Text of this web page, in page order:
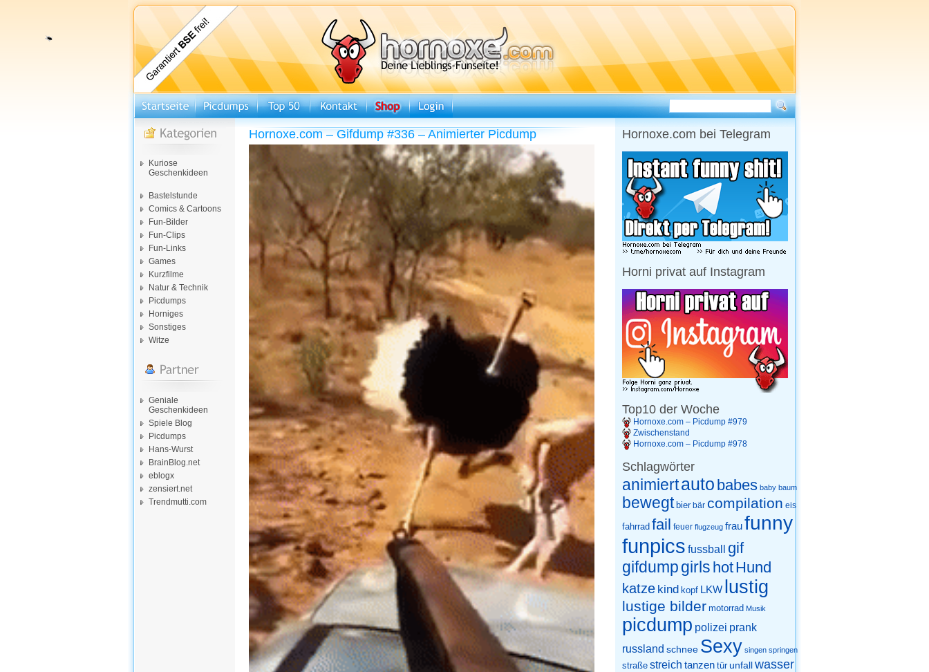
Kuriose
Geschenkideen
Bastelstunde
Comics & Cartoons
Fun-Bilder
Fun-Clips
Fun-Links
Games
Kurzfilme
Natur & Technik
Picdumps
Horniges
Sonstiges
Witze
Geniale
Geschenkideen
Spiele Blog
Picdumps
Hans-Wurst
BrainBlog.net
eblogx
zensiert.net
Trendmutti.com
Hornoxe.com – Gifdump #336 – Animierter Picdump Hornoxe.com bei Telegram
Horni privat auf Instagram
Top10 der Woche
Hornoxe.com – Picdump #979
Zwischenstand
Hornoxe.com – Picdump #978
Schlagwörter
animiertauto babes baby baum
bewegt bier bär compilation eis
fahrrad fail feuer flugzeug fraufunny
funpics fussball gif
gifdump girls hotHund
katze kind kopf LKW lustig
lustige bilder motorrad Musik
picdump polizei prank
russland schnee Sexy singen springen
straße streich tanzen tür unfallwasser